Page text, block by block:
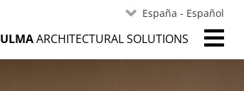
España - Español
ULMAARCHITECTURAL SOLUTIONS